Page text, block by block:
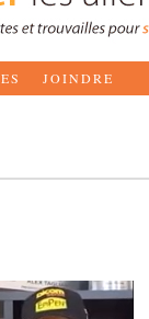
JOINDRE